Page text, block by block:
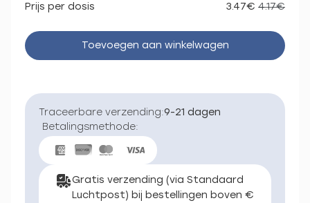
Prijs per dosis 3.47€ 4.17€
Toevoegen aan winkelwagen
Traceerbare verzending:9-21 dagen
Betalingsmethode:
Gratis verzending (via Standaard
Luchtpost) bij bestellingen boven €